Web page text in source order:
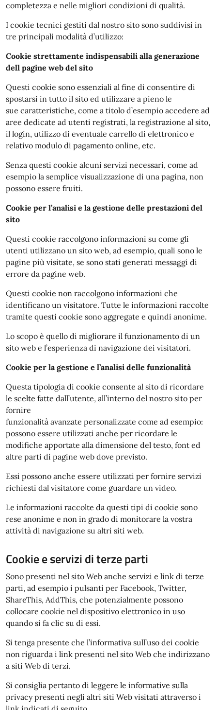
completezza e nelle migliori condizioni di qualità.
I cookie tecnici gestiti dal nostro sito sono suddivisi in
tre principali modalità d’utilizzo:
Cookie strettamente indispensabili alla generazione
dell pagine web del sito
Questi cookie sono essenziali al fine di consentire di
spostarsi in tutto il sito ed utilizzare a pieno le
sue caratteristiche, come a titolo d’esempio accedere ad
aree dedicate ad utenti registrati, la registrazione al sito,
il login, utilizzo di eventuale carrello di elettronico e
relativo modulo di pagamento online, etc.
Senza questi cookie alcuni servizi necessari, come ad
esempio la semplice visualizzazione di una pagina, non
possono essere fruiti.
Cookie per l’analisi e la gestione delle prestazioni del
sito
Questi cookie raccolgono informazioni su come gli
utenti utilizzano un sito web, ad esempio, quali sono le
pagine più visitate, se sono stati generati messaggi di
errore da pagine web.
Questi cookie non raccolgono informazioni che
identificano un visitatore. Tutte le informazioni raccolte
tramite questi cookie sono aggregate e quindi anonime.
Lo scopo è quello di migliorare il funzionamento di un
sito web e l’esperienza di navigazione dei visitatori.
Cookie per la gestione e l’analisi delle funzionalità
Questa tipologia di cookie consente al sito di ricordare
le scelte fatte dall’utente, all’interno del nostro sito per
fornire
funzionalità avanzate personalizzate come ad esempio:
possono essere utilizzati anche per ricordare le
modifiche apportate alla dimensione del testo, font ed
altre parti di pagine web dove previsto.
Essi possono anche essere utilizzati per fornire servizi
richiesti dal visitatore come guardare un video.
Le informazioni raccolte da questi tipi di cookie sono
rese anonime e non in grado di monitorare la vostra
attività di navigazione su altri siti web.
Cookie e servizi di terze parti
Sono presenti nel sito Web anche servizi e link di terze
parti, ad esempio i pulsanti per Facebook, Twitter,
ShareThis, AddThis, che potenzialmente possono
collocare cookie nel dispositivo elettronico in uso
quando si fa clic su di essi.
Si tenga presente che l’informativa sull’uso dei cookie
non riguarda i link presenti nel sito Web che indirizzano
a siti Web di terzi.
Si consiglia pertanto di leggere le informative sulla
privacy presenti negli altri siti Web visitati attraverso i